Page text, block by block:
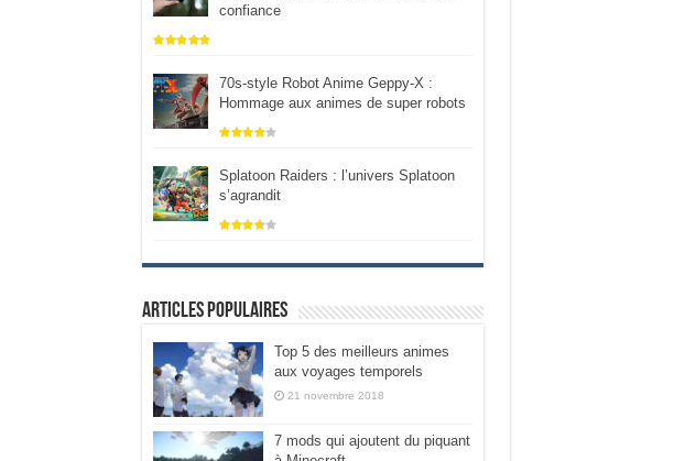
confiance
70s-style Robot Anime Geppy-X :
Hommage aux animes de super robots
Splatoon Raiders : l’univers Splatoon
s’agrandit
Articles populaires
Top 5 des meilleurs animes
aux voyages temporels
21 novembre 2018
7 mods qui ajoutent du piquant